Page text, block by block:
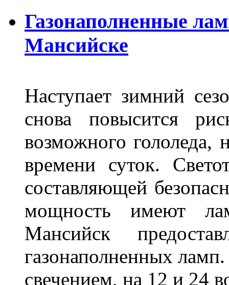
Газонаполненные
Мансийске
Наступает зимний
снова повысится
возможного гололеда,
времени суток.
составляющей
мощность имеют
Мансийск
газонаполненных
свечением, на 12 и 24